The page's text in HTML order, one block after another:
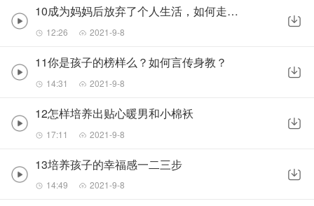
10成为妈妈后放弃了个人生活，如何走出付出感
12:26 2021-9-8
11你是孩子的榜样么？如何言传身教？
14:31 2021-9-8
12怎样培养出贴心暖男和小棉袄
17:11 2021-9-8
13培养孩子的幸福感一二三步
14:49 2021-9-8